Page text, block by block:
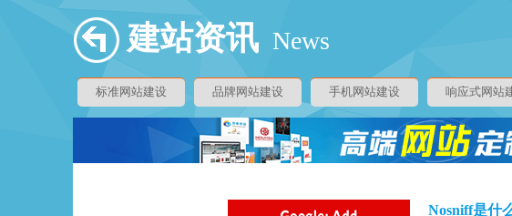
建站资讯 News
标准网站建设 品牌网站建设 手机网站建设 响应式网站
Nosniff是什